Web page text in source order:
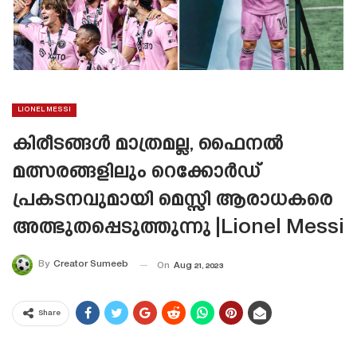
LIONEL MESSI
കിരീടങ്ങൾ മാത്രമല്ല, ഫൈനൽ
മത്സരങ്ങളിലും റെക്കോർഡ്
പ്രകടനവുമായി മെസ്സി ആരാധകരെ
അത്ഭുതപ്പെടുത്തുന്നു |Lionel Messi
By Creator Sumeeb On Aug 21, 2023
Share